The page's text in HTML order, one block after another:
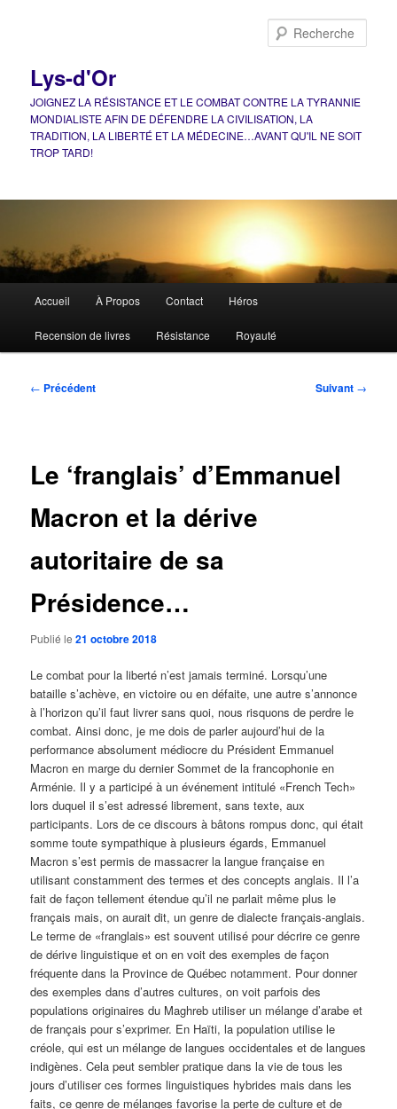
Lys-d'Or
JOIGNEZ LA RÉSISTANCE ET LE COMBAT CONTRE LA TYRANNIE
MONDIALISTE AFIN DE DÉFENDRE LA CIVILISATION, LA
TRADITION, LA LIBERTÉ ET LA MÉDECINE…AVANT QU'IL NE SOIT
TROP TARD!
principal
Accueil À Propos Contact Héros
Recension de livres Résistance Royauté
Navigation
← Précédent Suivant →
Le ‘franglais’ d’Emmanuel
Macron et la dérive
autoritaire de sa
Présidence…
Publié le21 octobre 2018
Le combat pour la liberté n’est jamais terminé. Lorsqu’une
bataille s’achève, en victoire ou en défaite, une autre s’annonce
à l’horizon qu’il faut livrer sans quoi, nous risquons de perdre le
combat. Ainsi donc, je me dois de parler aujourd’hui de la
performance absolument médiocre du Président Emmanuel
Macron en marge du dernier Sommet de la francophonie en
Arménie. Il y a participé à un événement intitulé «French Tech»
lors duquel il s’est adressé librement, sans texte, aux
participants. Lors de ce discours à bâtons rompus donc, qui était
somme toute sympathique à plusieurs égards, Emmanuel
Macron s’est permis de massacrer la langue française en
utilisant constamment des termes et des concepts anglais. Il l’a
fait de façon tellement étendue qu’il ne parlait même plus le
français mais, on aurait dit, un genre de dialecte français-anglais.
Le terme de «franglais» est souvent utilisé pour décrire ce genre
de dérive linguistique et on en voit des exemples de façon
fréquente dans la Province de Québec notamment. Pour donner
des exemples dans d’autres cultures, on voit parfois des
populations originaires du Maghreb utiliser un mélange d’arabe et
de français pour s’exprimer. En Haïti, la population utilise le
créole, qui est un mélange de langues occidentales et de langues
indigènes. Cela peut sembler pratique dans la vie de tous les
jours d’utiliser ces formes linguistiques hybrides mais dans les
faits, ce genre de mélanges favorise la perte de culture et de